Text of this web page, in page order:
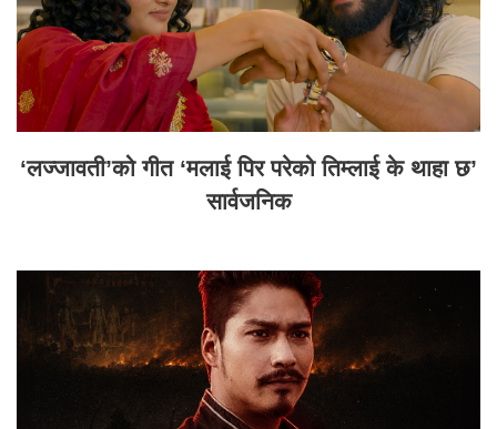
‘लज्जावती’को गीत ‘मलाई पिर परेको तिम्लाई के थाहा छ’
सार्वजनिक